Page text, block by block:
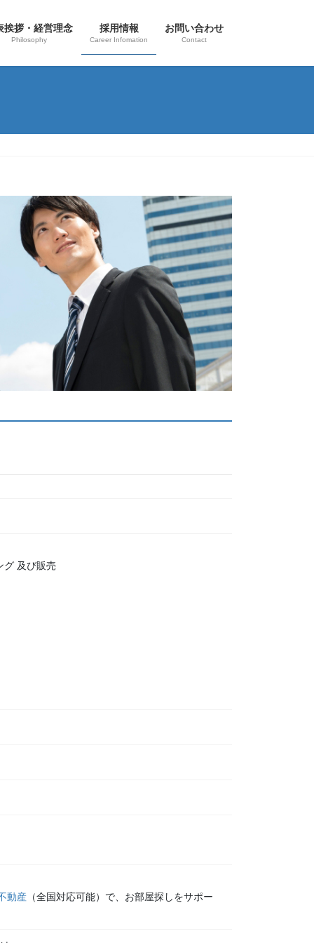
挨拶・経営理念
Philosophy
採用情報
Career Infomation
お問い合わせ
Contact
グ 及び販売
動産 （全国対応可能）で、お部屋探しをサポー